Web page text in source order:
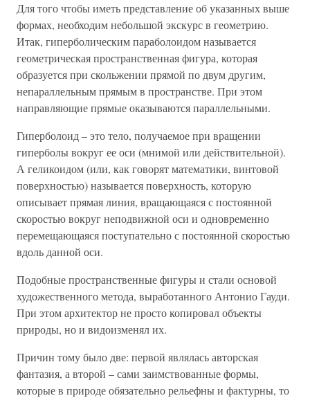
Для того чтобы иметь представление об указанных выше
формах, необходим небольшой экскурс в геометрию.
Итак, гиперболическим параболоидом называется
геометрическая пространственная фигура, которая
образуется при скольжении прямой по двум другим,
непараллельным прямым в пространстве. При этом
направляющие прямые оказываются параллельными.
Гиперболоид – это тело, получаемое при вращении
гиперболы вокруг ее оси (мнимой или действительной).
А геликоидом (или, как говорят математики, винтовой
поверхностью) называется поверхность, которую
описывает прямая линия, вращающаяся с постоянной
скоростью вокруг неподвижной оси и одновременно
перемещающаяся поступательно с постоянной скоростью
вдоль данной оси.
Подобные пространственные фигуры и стали основой
художественного метода, выработанного Антонио Гауди.
При этом архитектор не просто копировал объекты
природы, но и видоизменял их.
Причин тому было две: первой являлась авторская
фантазия, а второй – сами заимствованные формы,
которые в природе обязательно рельефны и фактурны, то